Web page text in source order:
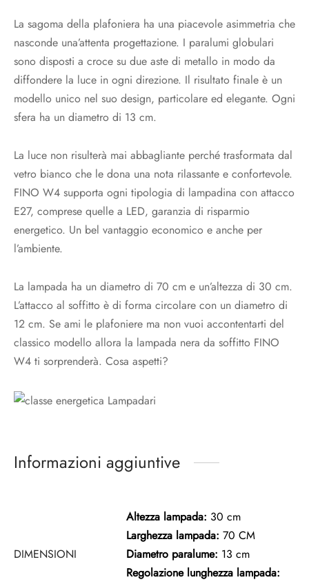
La sagoma della plafoniera ha una piacevole asimmetria che
nasconde una’attenta progettazione. I paralumi globulari
sono disposti a croce su due aste di metallo in modo da
diffondere la luce in ogni direzione. Il risultato finale è un
modello unico nel suo design, particolare ed elegante. Ogni
sfera ha un diametro di 13 cm.
La luce non risulterà mai abbagliante perché trasformata dal
vetro bianco che le dona una nota rilassante e confortevole.
FINO W4 supporta ogni tipologia di lampadina con attacco
E27, comprese quelle a LED, garanzia di risparmio
energetico. Un bel vantaggio economico e anche per
l’ambiente.
La lampada ha un diametro di 70 cm e un’altezza di 30 cm.
L’attacco al soffitto è di forma circolare con un diametro di
12 cm. Se ami le plafoniere ma non vuoi accontentarti del
classico modello allora la lampada nera da soffitto FINO
W4 ti sorprenderà. Cosa aspetti?
Informazioni aggiuntive
DIMENSIONI
Altezza lampada: 30 cm
Larghezza lampada: 70 CM
Diametro paralume: 13 cm
Regolazione lunghezza lampada: